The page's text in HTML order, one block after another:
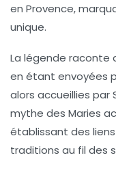
en Provence,
unique.
La légende raconte
en étant envoyées
alors accueillies par
mythe des Maries
établissant des
traditions au fil des